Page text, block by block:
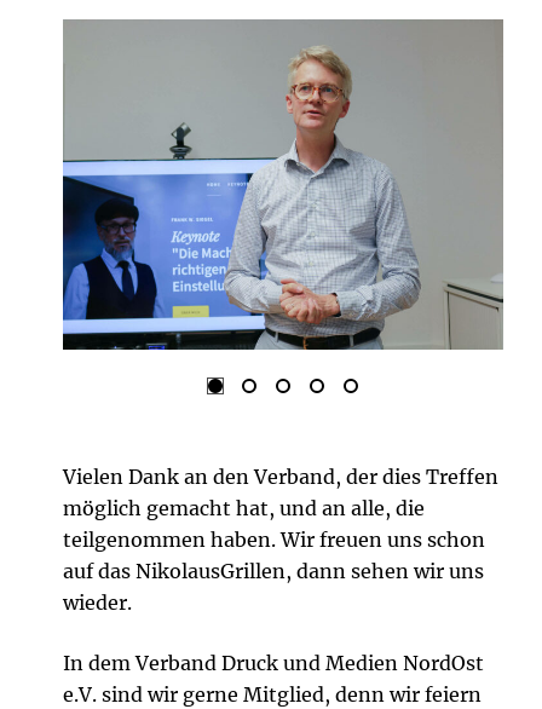
Vielen Dank an den Verband, der dies Treffen
möglich gemacht hat, und an alle, die
teilgenommen haben. Wir freuen uns schon
auf das NikolausGrillen, dann sehen wir uns
wieder.
In dem Verband Druck und Medien NordOst
e.V. sind wir gerne Mitglied, denn wir feiern